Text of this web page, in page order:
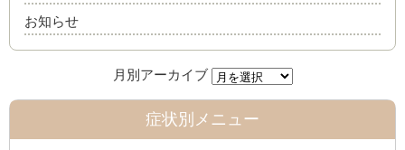
お知らせ
症状別メニュー